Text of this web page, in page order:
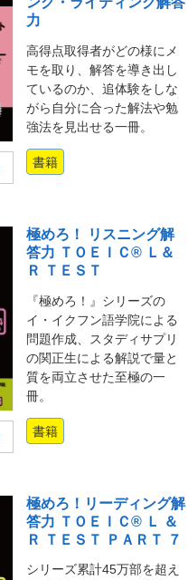
力
高得点取得者がどの様にメ
モを取り、解答を導き出し
ているのか、追体験をしな
がら自分に合った解法や勉
強法を見出せる一冊。
書籍
極めろ！ リスニング解
答力 ＴＯＥＩＣ® Ｌ＆
Ｒ ＴＥＳＴ
『極めろ！』シリーズの
イ・イクフン語学院による
問題作成、スタディサプリ
の関正生による解説で量と
質を両立させた至極の一
冊。
書籍
極めろ！リーディング解
答力 ＴＯＥＩＣ® Ｌ ＆
Ｒ ＴＥＳＴ ＰＡＲＴ ７
シリーズ累計45万部を超え